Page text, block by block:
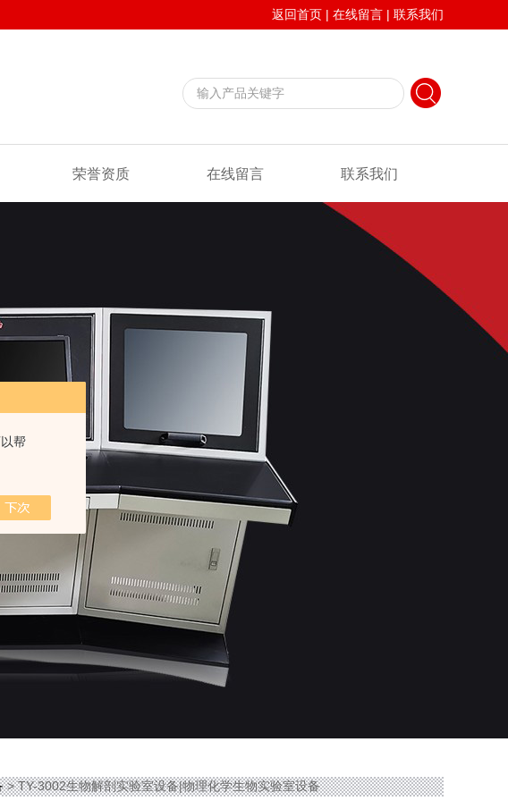
帮
返回首页 | 在线留言 | 联系我们
荣誉资质 在线留言 联系我们
> TY-3002生物解剖实验室设备|物理化学生物实验室设备